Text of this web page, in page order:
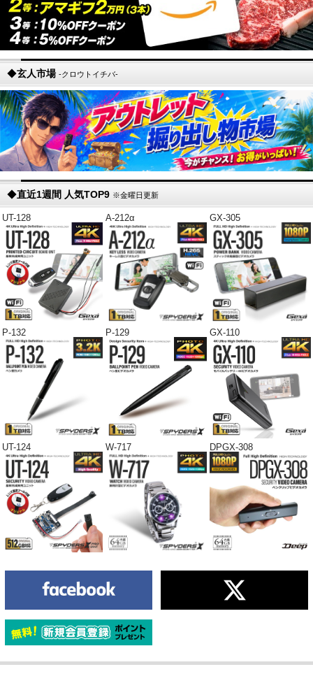
◆玄人市場 -クロウトイチバ-
◆直近1週間 人気TOP9 ※金曜日更新
UT-128 A-212α GX-305
P-132 P-129 GX-110
UT-124 W-717 DPGX-308